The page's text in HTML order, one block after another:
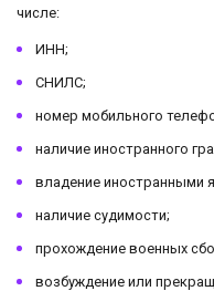
числе:
ИНН;
СНИЛС;
номер мобильного
наличие иностранного
владение иностранными
наличие судимости;
прохождение военных
возбуждение или